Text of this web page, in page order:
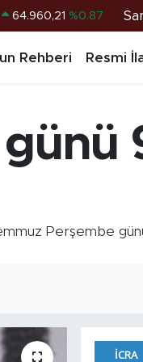
47,7436 %0.18
13.779 %-14
64.960,21 %0.87
Rehberi Resmi
Perşembe